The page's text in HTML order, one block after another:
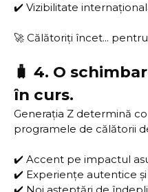
✔️ Vizibilitate
🚀 Călătoriți încet...
🧳 4. O
în curs.
Generația Z determină
programele de călătorii
✔️ Accent pe impactul
✔️ Experiențe autentice